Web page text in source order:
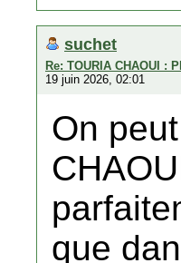
suchet
Re: TOURIA CHAOUI :
19 juin 2026, 02:01
On
que